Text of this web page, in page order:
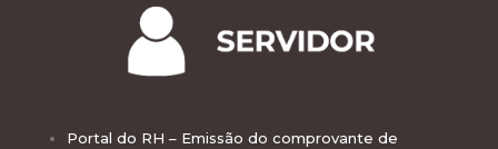
Portal do RH – Emissão do comprovante de